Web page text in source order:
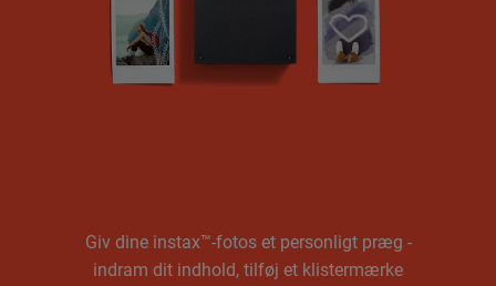
Giv dine instax™-fotos et personligt præg -
indram dit indhold, tilføj et klistermærke